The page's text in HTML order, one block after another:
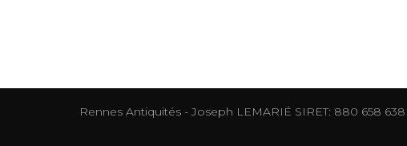
Rennes Antiquités - Joseph LEMARIÉ SIRET: 880 658